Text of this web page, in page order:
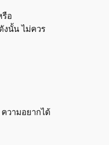
อ
งนั้น ไม่ควร
วามอยากได้